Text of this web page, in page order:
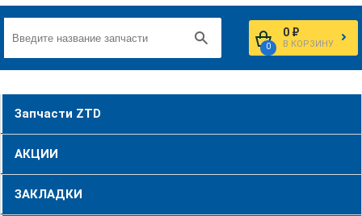
0
0 ₽
В КОРЗИНУ
Запчасти ZTD
АКЦИИ
ЗАКЛАДКИ